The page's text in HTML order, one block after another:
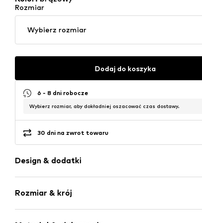
Rozmiar
Wybierz rozmiar
Dodaj do koszyka
6 - 8 dni robocze
Wybierz rozmiar, aby dokładniej oszacować czas dostawy.
30 dni na zwrot towaru
Design & dodatki
Szerokie ramiączko
Dekolt w serek
Rozmiar & krój